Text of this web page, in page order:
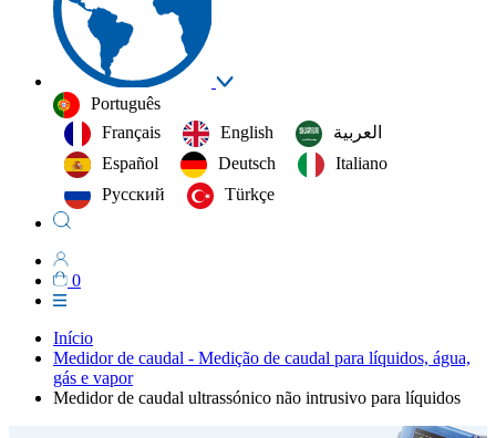
Português
Français
English
العربية‏
Español
Deutsch
Italiano
Русский
Türkçe
0
Início
Medidor de caudal - Medição de caudal para líquidos, água,
gás e vapor
Medidor de caudal ultrassónico não intrusivo para líquidos